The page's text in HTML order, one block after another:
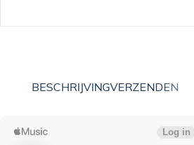
BESCHRIJVINGVERZENDEN